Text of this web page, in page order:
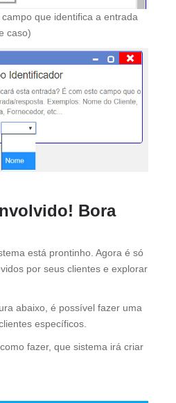
que identifica a entrada
caso)
Bora
está prontinho. Agora é só
por seus clientes e explorar
abaixo, é possível fazer uma
específicos.
fazer, que sistema irá criar